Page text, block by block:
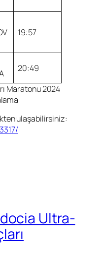
19:57
20:49
Maratonu 2024
ulaşabilirsiniz:
Ultra-